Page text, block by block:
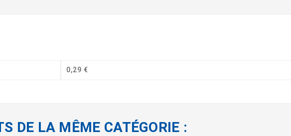
0,29 €
DE LA MÊME CATÉGORIE :